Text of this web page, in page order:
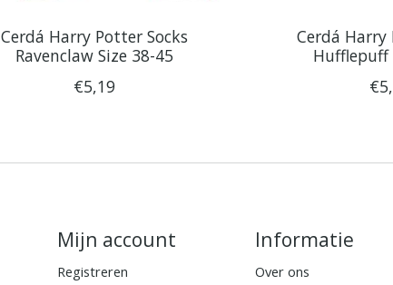
Cerdá Harry Potter Socks
Ravenclaw Size 38-45
€5,19
Cerdá Harry
Hufflepuff
Mijn account
Registreren
Informatie
Over ons